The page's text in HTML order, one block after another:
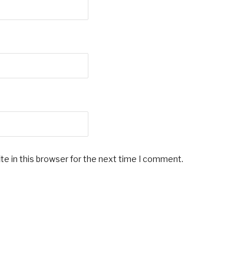
in this browser for the next time I comment.